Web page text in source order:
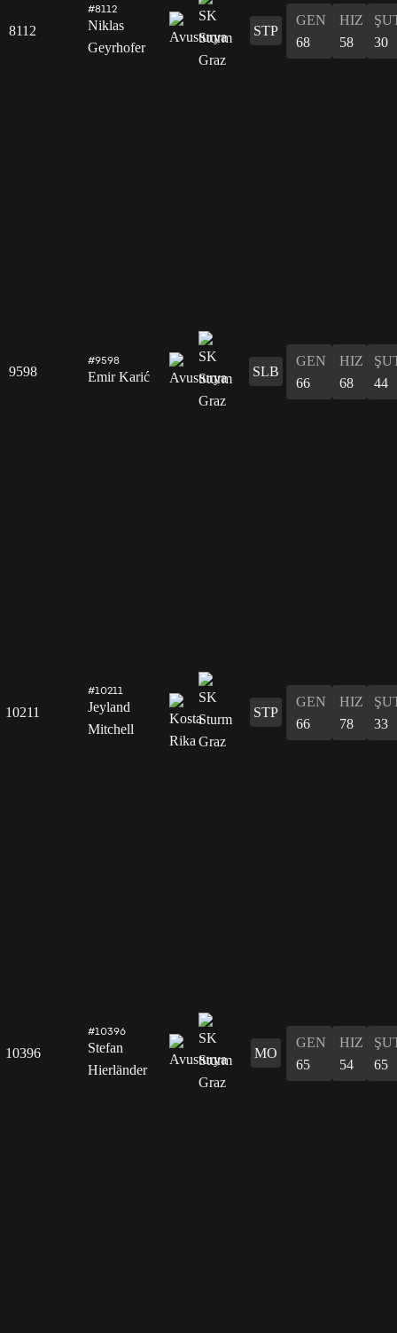
8112
#8112
Niklas
Geyrhofer
STP
GEN
68
HIZ
58
30
9598
#9598
Emir Karić SLB
GEN
66
HIZ
68
44
10211
#10211
Jeyland
Mitchell
STP
GEN
66
HIZ
78
33
10396
#10396
Stefan
Hierländer
MO
GEN
65
HIZ
54
65